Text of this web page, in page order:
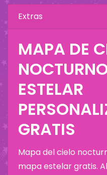
Extras
MAPA DE
ESTELAR
GRATIS
Mapa del cielo
mapa estelar gratis.